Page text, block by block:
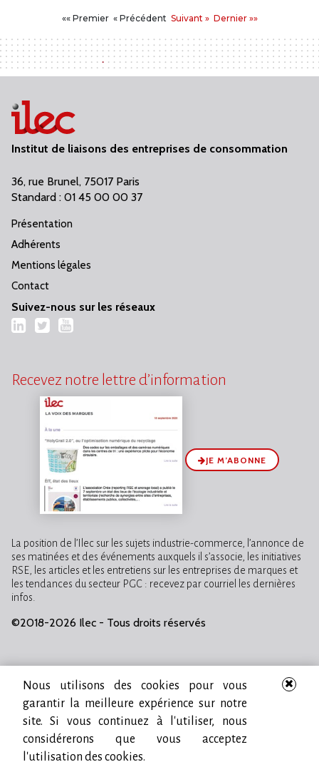
«« PremierPremier
« PrécédentPrécédent
Suivant
Suivant » Dernier
Dernier »»
Institut de liaisons des entreprises de consommation
36, rue Brunel, 75017 Paris
Standard : 01 45 00 00 37
Présentation
Adhérents
Mentions légales
Contact
Suivez-nous sur les réseaux
LinkedIn
TwitterYouTube
Recevez notre lettre d’information
JE M’ABONNE
La position de l’Ilec sur les sujets industrie-commerce, l’annonce de
ses matinées et des événements auxquels il s’associe, les initiatives
RSE, les articles et les entretiens sur les entreprises de marques et
les tendances du secteur PGC : recevez par courriel les dernières
infos.
©2018-2026 Ilec - Tous droits réservés
Nous utilisons des cookies pour vous
garantir la meilleure expérience sur notre
site. Si vous continuez à l'utiliser, nous
considérerons que vous acceptez
l'utilisation des cookies.